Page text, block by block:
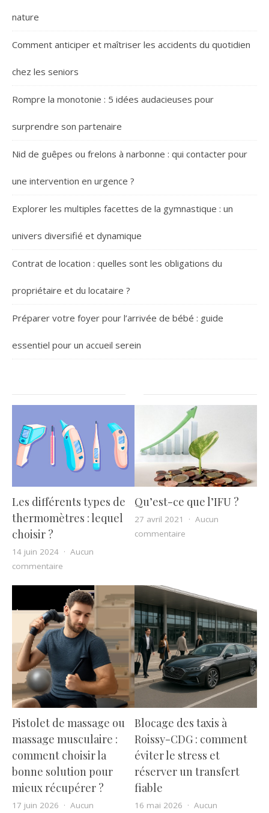
nature
Comment anticiper et maîtriser les accidents du quotidien
chez les seniors
Rompre la monotonie : 5 idées audacieuses pour
surprendre son partenaire
Nid de guêpes ou frelons à narbonne : qui contacter pour
une intervention en urgence ?
Explorer les multiples facettes de la gymnastique : un
univers diversifié et dynamique
Contrat de location : quelles sont les obligations du
propriétaire et du locataire ?
Préparer votre foyer pour l’arrivée de bébé : guide
essentiel pour un accueil serein
Les différents types de
thermomètres : lequel
choisir ?
14 juin 2024
Aucun
commentaire
Qu’est-ce que l’IFU ?
27 avril 2021
Aucun
commentaire
Pistolet de massage ou
massage musculaire :
comment choisir la
bonne solution pour
mieux récupérer ?
17 juin 2026 Aucun
Blocage des taxis à
Roissy-CDG : comment
éviter le stress et
réserver un transfert
fiable
16 mai 2026 Aucun